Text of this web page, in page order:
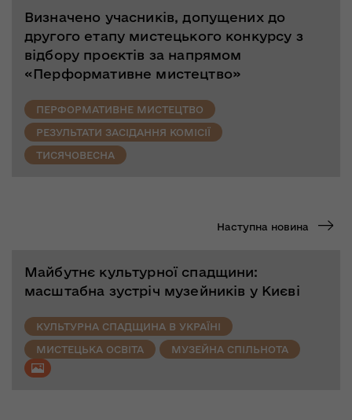
Визначено учасників, допущених до
другого етапу мистецького конкурсу з
відбору проєктів за напрямом
«Перформативне мистецтво»
ПЕРФОРМАТИВНЕ МИСТЕЦТВО
РЕЗУЛЬТАТИ ЗАСІДАННЯ КОМІСІЇ
ТИСЯЧОВЕСНА
Наступна новина
Майбутнє культурної спадщини:
масштабна зустріч музейників у Києві
КУЛЬТУРНА СПАДЩИНА В УКРАЇНІ
МИСТЕЦЬКА ОСВІТА МУЗЕЙНА СПІЛЬНОТА